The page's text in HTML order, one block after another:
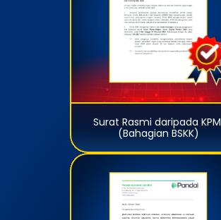
Surat Rasmi daripada KPM
(Bahagian BSKK)